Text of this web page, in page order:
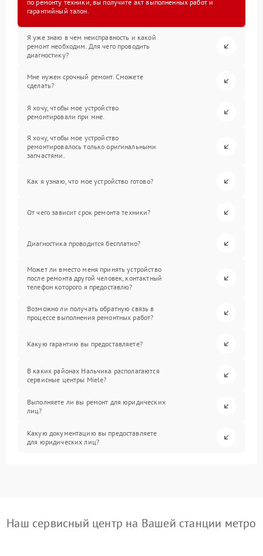
по ремонту техники, вы получите акт выполненных работ и
гарантийный талон.
Я уже знаю в чем неисправность и какой
ремонт необходим. Для чего проводить
диагностику?
Мне нужен срочный ремонт. Сможете
сделать?
Я хочу, чтобы мое устройство
ремонтировали при мне.
Я хочу, чтобы мое устройство
ремонтировалось только оригинальными
запчастями.
Как я узнаю, что мое устройство готово?
От чего зависит срок ремонта техники?
Диагностика проводится бесплатно?
Может ли вместо меня принять устройство
после ремонта другой человек, контактный
телефон которого я предоставлю?
Возможно ли получать обратную связь в
процессе выполнения ремонтных работ?
Какую гарантию вы предоставляете?
В каких районах Нальчика располагаются
сервисные центры Miele?
Выполняете ли вы ремонт для юридических
лиц?
Какую документацию вы предоставляете
для юридических лиц?
Наш сервисный центр на Вашей станции метро